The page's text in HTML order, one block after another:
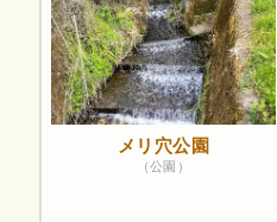
メリ穴公園
（公園）